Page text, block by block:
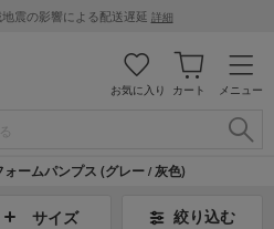
地震の影響による配送遅延 詳細
メニュー
カート
お気に入り
ームパンプス (グレー / 灰色)
サイズ 絞り込む